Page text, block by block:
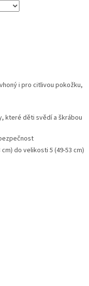
i pro citlivou pokožku,
které děti svědí a škrábou
do velikosti 5 (49-53 cm)